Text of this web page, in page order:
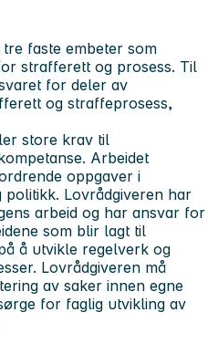
faste embeter som
strafferett og prosess. Til
for deler av
og straffeprosess,
store krav til
Arbeidet
oppgaver i
Lovrådgiveren har
arbeid og har ansvar for
som blir lagt til
å utvikle regelverk og
Lovrådgiveren må
av saker innen egne
for faglig utvikling av